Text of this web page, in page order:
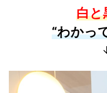
白と
“わかっ